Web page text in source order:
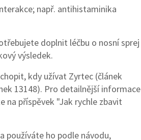
např. antihistaminika
doplnit léčbu o nosní sprej
výsledek.
kdy užívat Zyrtec (článek
13148). Pro detailnější informace
na příspěvek "Jak rychle zbavit
používáte ho podle návodu,